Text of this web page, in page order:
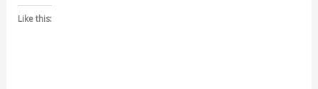
Like this: